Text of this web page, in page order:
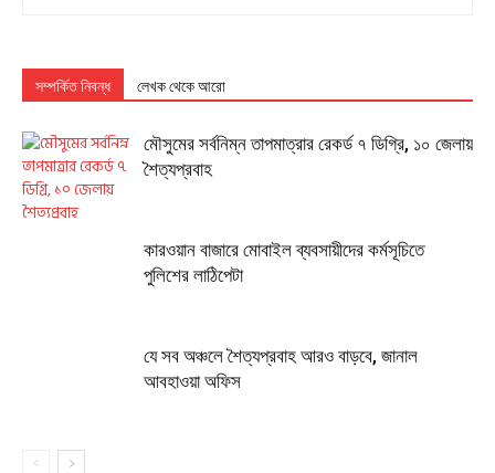
সম্পর্কিত নিবন্ধ লেখক থেকে আরো
মৌসুমের সর্বনিম্ন তাপমাত্রার রেকর্ড ৭ ডিগ্রি, ১০ জেলায়
শৈত্যপ্রবাহ
কারওয়ান বাজারে মোবাইল ব্যবসায়ীদের কর্মসূচিতে
পুলিশের লাঠিপেটা
যে সব অঞ্চলে শৈত্যপ্রবাহ আরও বাড়বে, জানাল
আবহাওয়া অফিস